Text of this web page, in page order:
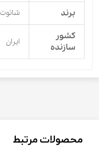
برند شاتوت
کشور
سازنده
ایران
محصولات مرتبط